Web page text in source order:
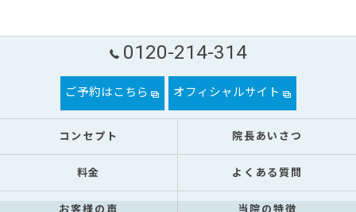
0120-214-314
ご予約はこちら オフィシャルサイト
コンセプト 院長あいさつ
料金 よくある質問
お客様の声 当院の特徴